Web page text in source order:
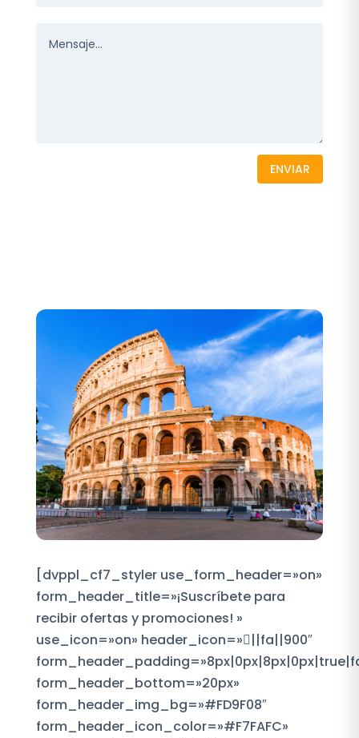
ENVIAR
[dvppl_cf7_styler use_form_header=»on»
form_header_title=»¡Suscríbete para
recibir ofertas y promociones! »
use_icon=»on» header_icon=»||fa||900″
form_header_bottom=»20px»
form_header_img_bg=»#FD9F08″
form_header_icon_color=»#F7FAFC»